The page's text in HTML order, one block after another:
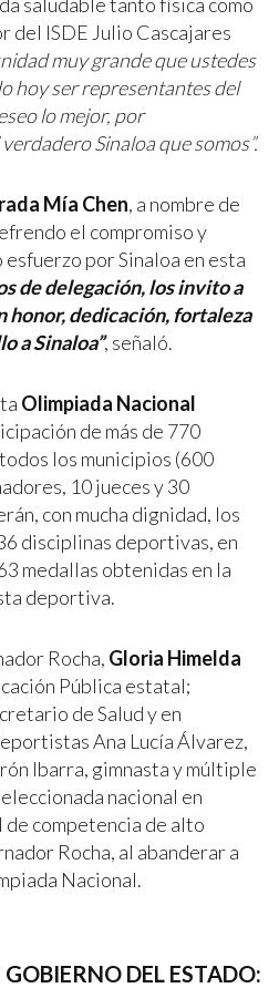
del ISDE Julio Cascajares
muy grande que ustedes
hoy ser representantes del
lo mejor, por
Sinaloa que somos”.
Mía Chen, a nombre de
el compromiso y
esfuerzo por Sinaloa en esta
de delegación, los invito a
honor, dedicación, fortaleza
a Sinaloa”, señaló.
Olimpiada Nacional
de más de 770
los municipios (600
10 jueces y 30
con mucha dignidad, los
disciplinas deportivas, en
medallas obtenidas en la
deportiva.
Rocha, Gloria Himelda
Pública estatal;
de Salud y en
Ana Lucía Álvarez,
Ibarra, gimnasta y múltiple
nacional en
de competencia de alto
Rocha, al abanderar a
Nacional.
DEL ESTADO: